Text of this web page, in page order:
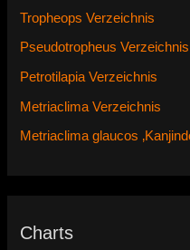
Tropheops Verzeichnis
Pseudotropheus Verzeichnis
Petrotilapia Verzeichnis
Metriaclima Verzeichnis
Metriaclima glaucos
Charts